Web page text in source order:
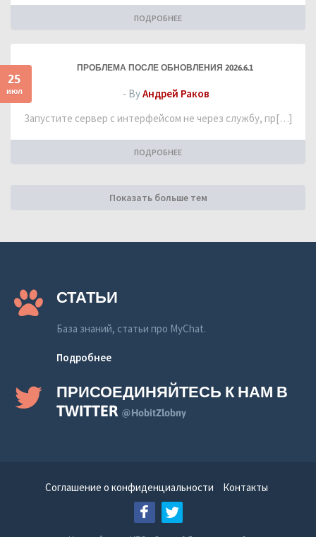
ПОДРОБНЕЕ
25
июл
ПРОБЛЕМА ПОСЛЕ ОБНОВЛЕНИЯ 2026.6.1
- ByАндрей Раков
Запустите сервер с интерфейсом не через службу, пр[…]
ПОДРОБНЕЕ
Показать больше тем
СТАТЬИ
База знаний, статьи про MyChat.
Подробнее
ПРИСОЕДИНЯЙТЕСЬ К НАМ В
TWITTER @HobitZlobny
Соглашение о конфиденциальности Контакты